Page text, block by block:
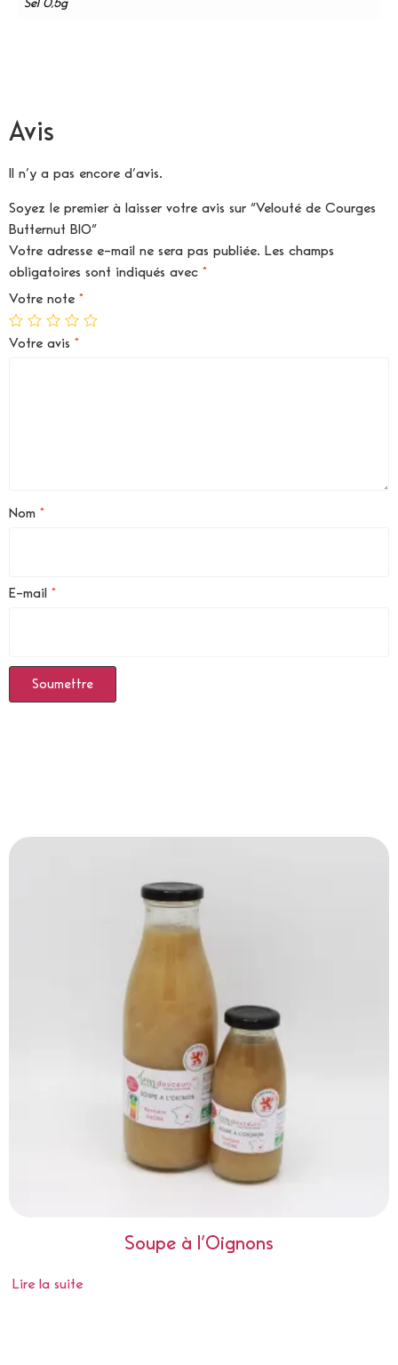
Sel 0,5g
Avis
Il n’y a pas encore d’avis.
Soyez le premier à laisser votre avis sur “Velouté de Courges
Butternut BIO”
Votre adresse e-mail ne sera pas publiée. Les champs
obligatoires sont indiqués avec *
Votre note *
Votre avis *
Nom *
E-mail *
Soupe à l’Oignons
Lire la suite